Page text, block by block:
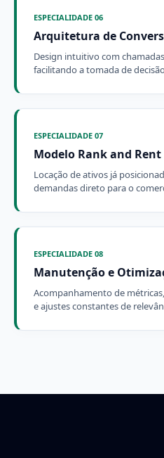
ESPECIALIDADE 06
Arquitetura de
Design intuitivo com
facilitando a tomada de
ESPECIALIDADE 07
Modelo Rank and Rent
Locação de ativos já
demandas direto para o
ESPECIALIDADE 08
Manutenção e
Acompanhamento de
e ajustes constantes de